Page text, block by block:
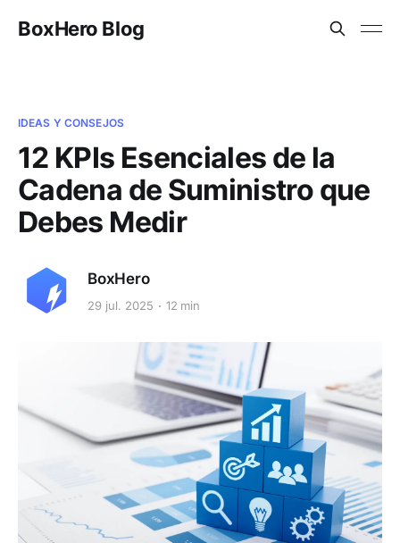
BoxHero Blog
IDEAS Y CONSEJOS
12 KPIs Esenciales de la
Cadena de Suministro que
Debes Medir
BoxHero
29 jul. 2025 12 min